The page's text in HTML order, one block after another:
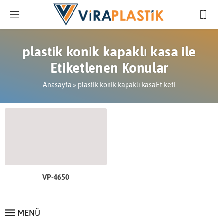
plastik konik kapaklı kasa ile
Etiketlenen Konular
Anasayfa » plastik konik kapaklı kasaEtiketi
VP-4650
MENÜ